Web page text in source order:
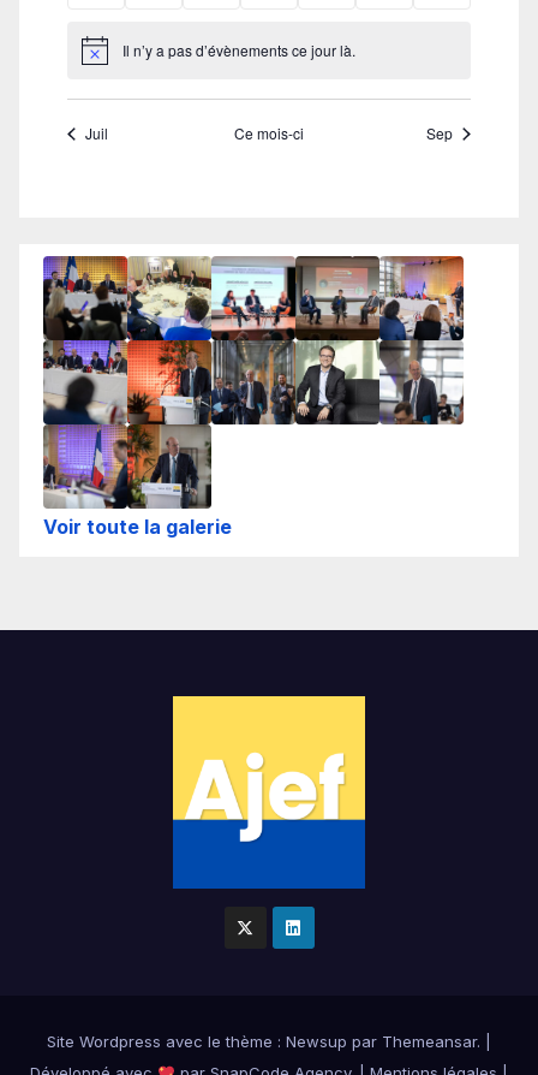
Voir toute la galerie
Site Wordpress avec le thème : Newsup par Themeansar.